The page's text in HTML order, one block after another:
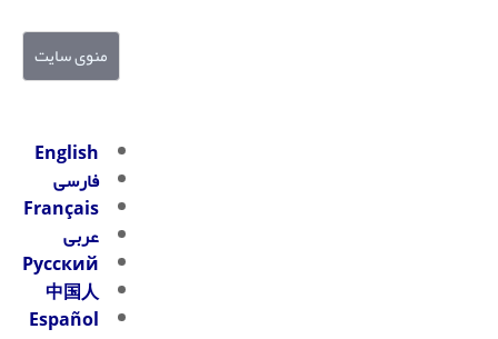
منوی سایت
English
فارسی
Français
عربی
Русский
中国人
Español